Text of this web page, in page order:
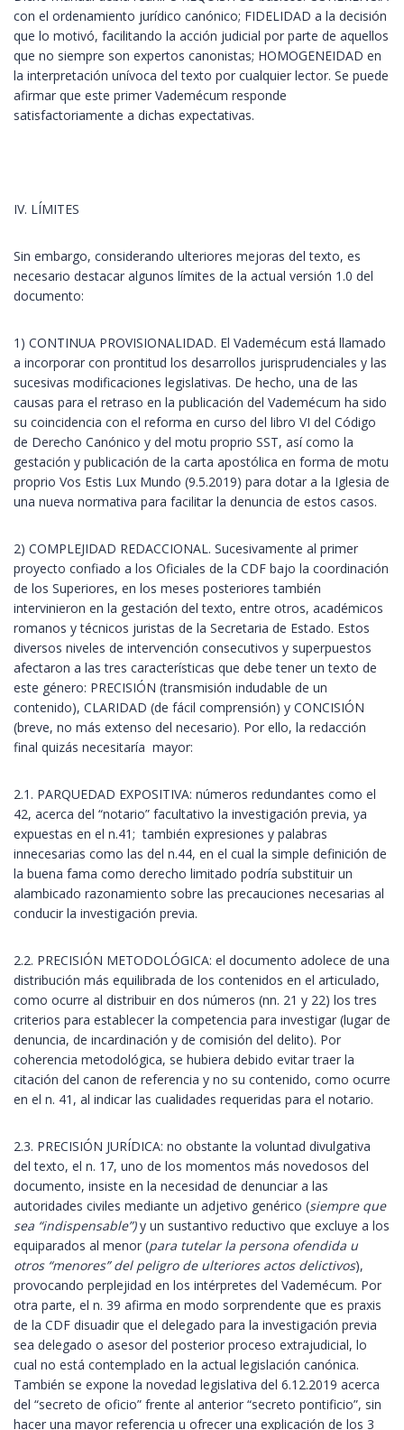
con el ordenamiento jurídico canónico; FIDELIDAD a la decisión
que lo motivó, facilitando la acción judicial por parte de aquellos
que no siempre son expertos canonistas; HOMOGENEIDAD en
la interpretación unívoca del texto por cualquier lector. Se puede
afirmar que este primer Vademécum responde
satisfactoriamente a dichas expectativas.
IV. LÍMITES
Sin embargo, considerando ulteriores mejoras del texto, es
necesario destacar algunos límites de la actual versión 1.0 del
documento:
1) CONTINUA PROVISIONALIDAD. El Vademécum está llamado
a incorporar con prontitud los desarrollos jurisprudenciales y las
sucesivas modificaciones legislativas. De hecho, una de las
causas para el retraso en la publicación del Vademécum ha sido
su coincidencia con el reforma en curso del libro VI del Código
de Derecho Canónico y del motu proprio SST, así como la
gestación y publicación de la carta apostólica en forma de motu
proprio Vos Estis Lux Mundo (9.5.2019) para dotar a la Iglesia de
una nueva normativa para facilitar la denuncia de estos casos.
2) COMPLEJIDAD REDACCIONAL. Sucesivamente al primer
proyecto confiado a los Oficiales de la CDF bajo la coordinación
de los Superiores, en los meses posteriores también
intervinieron en la gestación del texto, entre otros, académicos
romanos y técnicos juristas de la Secretaria de Estado. Estos
diversos niveles de intervención consecutivos y superpuestos
afectaron a las tres características que debe tener un texto de
este género: PRECISIÓN (transmisión indudable de un
contenido), CLARIDAD (de fácil comprensión) y CONCISIÓN
(breve, no más extenso del necesario). Por ello, la redacción
final quizás necesitaría mayor:
2.1. PARQUEDAD EXPOSITIVA: números redundantes como el
42, acerca del “notario” facultativo la investigación previa, ya
expuestas en el n.41; también expresiones y palabras
innecesarias como las del n.44, en el cual la simple definición de
la buena fama como derecho limitado podría substituir un
alambicado razonamiento sobre las precauciones necesarias al
conducir la investigación previa.
2.2. PRECISIÓN METODOLÓGICA: el documento adolece de una
distribución más equilibrada de los contenidos en el articulado,
como ocurre al distribuir en dos números (nn. 21 y 22) los tres
criterios para establecer la competencia para investigar (lugar de
denuncia, de incardinación y de comisión del delito). Por
coherencia metodológica, se hubiera debido evitar traer la
citación del canon de referencia y no su contenido, como ocurre
en el n. 41, al indicar las cualidades requeridas para el notario.
2.3. PRECISIÓN JURÍDICA: no obstante la voluntad divulgativa
del texto, el n. 17, uno de los momentos más novedosos del
documento, insiste en la necesidad de denunciar a las
autoridades civiles mediante un adjetivo genérico (siempre que
sea “indispensable”)y un sustantivo reductivo que excluye a los
equiparados al menor (para tutelar la persona ofendida u
otros “menores” del peligro de ulteriores actos delictivos),
provocando perplejidad en los intérpretes del Vademécum. Por
otra parte, el n. 39 afirma en modo sorprendente que es praxis
de la CDF disuadir que el delegado para la investigación previa
sea delegado o asesor del posterior proceso extrajudicial, lo
cual no está contemplado en la actual legislación canónica.
También se expone la novedad legislativa del 6.12.2019 acerca
del “secreto de oficio” frente al anterior “secreto pontificio”, sin
hacer una mayor referencia u ofrecer una explicación de los 3